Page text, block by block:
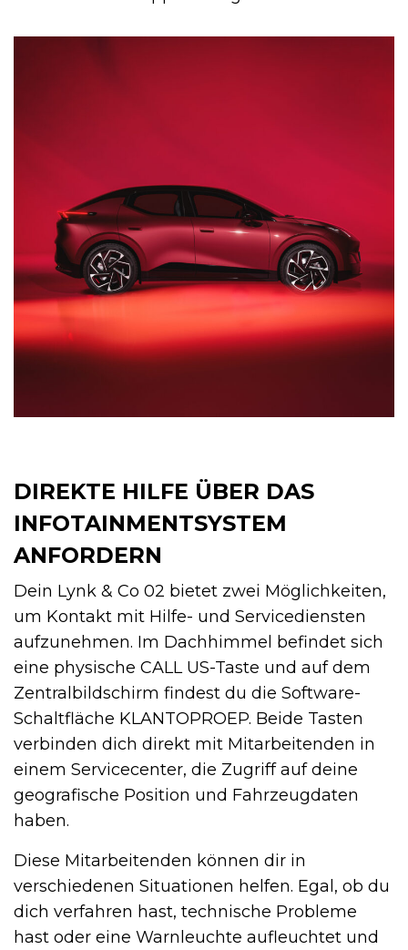
DIREKTE HILFE ÜBER DAS
INFOTAINMENTSYSTEM
ANFORDERN
Dein Lynk & Co 02 bietet zwei Möglichkeiten,
um Kontakt mit Hilfe- und Servicediensten
aufzunehmen. Im Dachhimmel befindet sich
eine physische CALL US-Taste und auf dem
Zentralbildschirm findest du die Software-
Schaltfläche KLANTOPROEP. Beide Tasten
verbinden dich direkt mit Mitarbeitenden in
einem Servicecenter, die Zugriff auf deine
geografische Position und Fahrzeugdaten
haben.
Diese Mitarbeitenden können dir in
verschiedenen Situationen helfen. Egal, ob du
dich verfahren hast, technische Probleme
hast oder eine Warnleuchte aufleuchtet und